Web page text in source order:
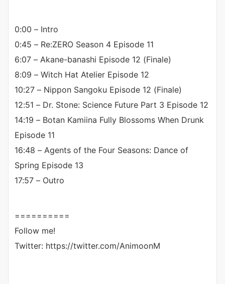
0:00 – Intro
0:45 – Re:ZERO Season 4 Episode 11
6:07 – Akane-banashi Episode 12 (Finale)
8:09 – Witch Hat Atelier Episode 12
10:27 – Nippon Sangoku Episode 12 (Finale)
12:51 – Dr. Stone: Science Future Part 3 Episode 12
14:19 – Botan Kamiina Fully Blossoms When Drunk
Episode 11
16:48 – Agents of the Four Seasons: Dance of
Spring Episode 13
17:57 – Outro
==========
Follow me!
Twitter: https://twitter.com/AnimoonM